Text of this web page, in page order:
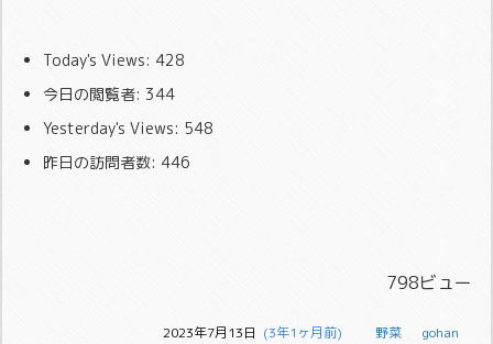
Today's Views: 428
今日の閲覧者: 344
Yesterday's Views: 548
昨日の訪問者数: 446
798ビュー
2023年7月13日
  (3年1ヶ月前)
野菜 gohan